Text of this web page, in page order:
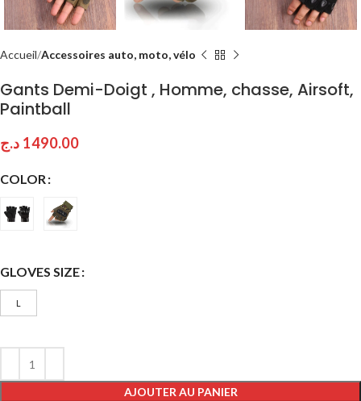
Accueil Accessoires auto, moto, vélo
Gants Demi-Doigt , Homme, chasse, Airsoft,
Paintball
1490.00 د.ج
COLOR
GLOVES SIZE
L
AJOUTER AU PANIER